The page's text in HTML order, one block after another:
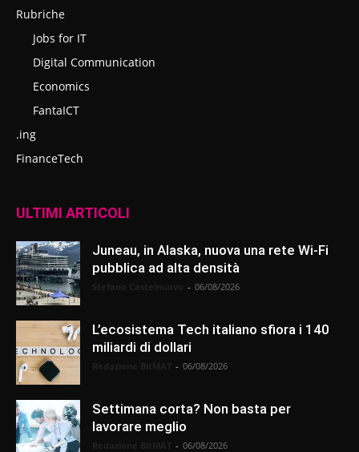
Rubriche
Jobs for IT
Digital Communication
Economics
FantaICT
.ing
FinanceTech
ULTIMI ARTICOLI
Juneau, in Alaska, nuova una rete Wi-Fi
pubblica ad alta densità
- 06/08/2026
L’ecosistema Tech italiano sfiora i 140
miliardi di dollari
- 06/08/2026
Settimana corta? Non basta per
lavorare meglio
- 06/08/2026